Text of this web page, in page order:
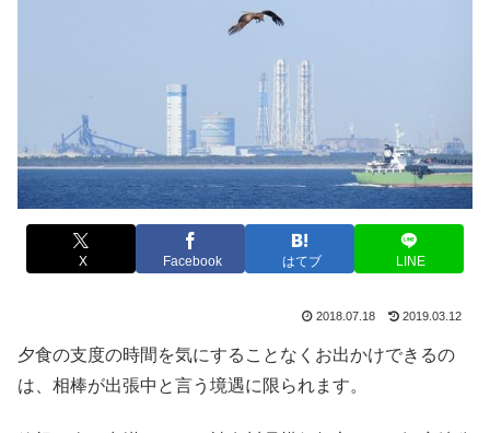
X Facebook はてブ LINE
2018.07.18 2019.03.12
夕食の支度の時間を気にすることなくお出かけできるの
は、相棒が出張中と言う境遇に限られます。